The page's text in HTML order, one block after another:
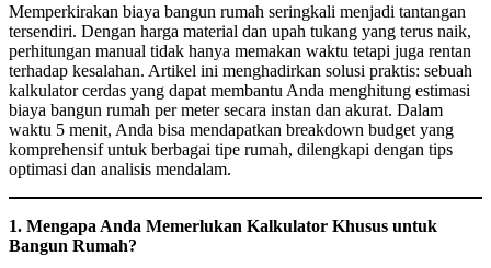
Memperkirakan biaya bangun rumah seringkali menjadi tantangan
tersendiri. Dengan harga material dan upah tukang yang terus naik,
perhitungan manual tidak hanya memakan waktu tetapi juga rentan
terhadap kesalahan. Artikel ini menghadirkan solusi praktis: sebuah
kalkulator cerdas yang dapat membantu Anda menghitung estimasi
biaya bangun rumah per meter secara instan dan akurat. Dalam
waktu 5 menit, Anda bisa mendapatkan breakdown budget yang
komprehensif untuk berbagai tipe rumah, dilengkapi dengan tips
optimasi dan analisis mendalam.
1. Mengapa Anda Memerlukan Kalkulator Khusus untuk
Bangun Rumah?